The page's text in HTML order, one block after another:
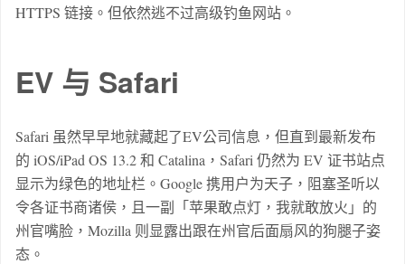
HTTPS 链接。但依然逃不过高级钓鱼网站。
EV 与 Safari
Safari 虽然早早地就藏起了EV公司信息，但直到最新发布
的 iOS/iPad OS 13.2 和 Catalina，Safari 仍然为 EV 证书站点
显示为绿色的地址栏。Google 携用户为天子，阻塞圣听以
令各证书商诸侯，且一副「苹果敢点灯，我就敢放火」的
州官嘴脸，Mozilla 则显露出跟在州官后面扇风的狗腿子姿
态。